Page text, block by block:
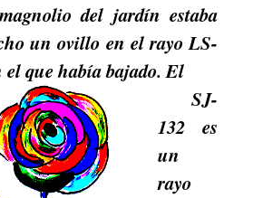
del jardín estaba
un ovillo en el rayo LS-
el que había bajado. El
SJ-
132 es
un
rayo